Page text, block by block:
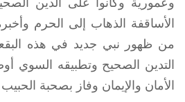
الأساقفة الذهاب إلى الحرم
من ظهور نبي جديد في هذه
التدين الصحيح وتطبيقه السوي
الأمان والإيمان وفاز بصحبة